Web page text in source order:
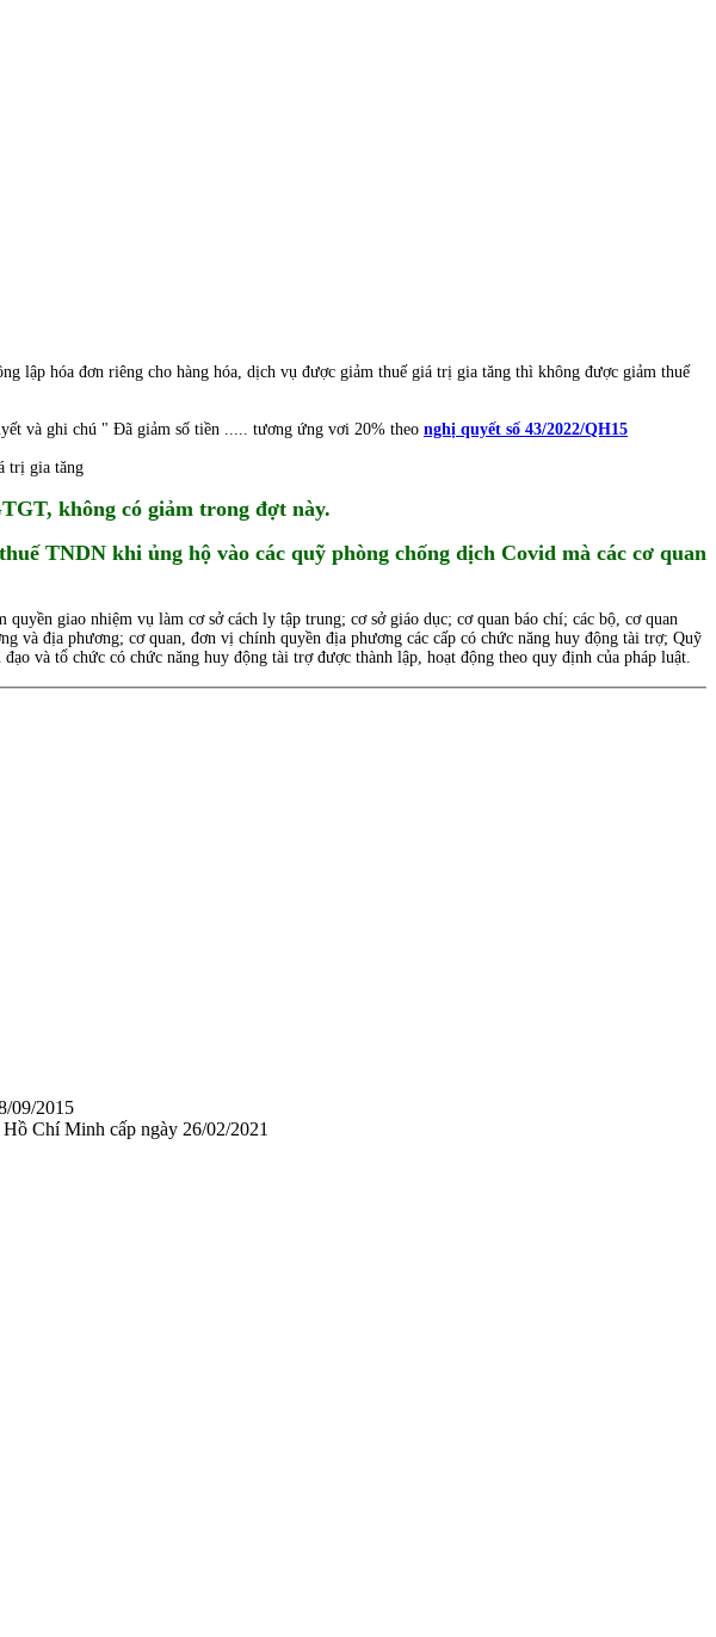
lập hóa đơn riêng cho hàng hóa, dịch vụ được giảm thuế giá trị gia tăng thì không được giảm thuế
và ghi chú " Đã giảm số tiền ..... tương ứng vơi 20% theo nghị quyết số 43/2022/QH15
trị gia tăng
không có giảm trong đợt này.
TNDN khi ủng hộ vào các quỹ phòng chống dịch Covid mà các cơ quan
giao nhiệm vụ làm cơ sở cách ly tập trung; cơ sở giáo dục; cơ quan báo chí; các bộ, cơ quan
và địa phương; cơ quan, đơn vị chính quyền địa phương các cấp có chức năng huy động tài trợ; Quỹ
và tổ chức có chức năng huy động tài trợ được thành lập, hoạt động theo quy định của pháp luật.
09/2015
Chí Minh cấp ngày 26/02/2021